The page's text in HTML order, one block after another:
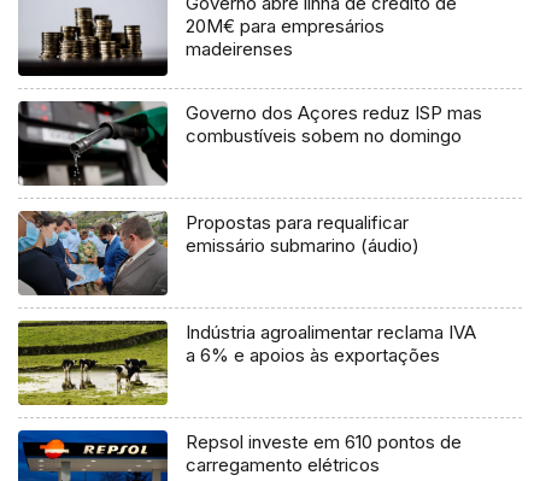
20M€ para empresários
madeirenses
Governo dos Açores reduz ISP mas
combustíveis sobem no domingo
Propostas para requalificar
emissário submarino (áudio)
Indústria agroalimentar reclama IVA
a 6% e apoios às exportações
Repsol investe em 610 pontos de
carregamento elétricos